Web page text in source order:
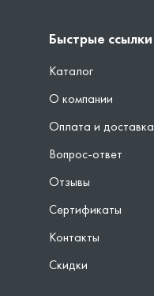
Быстрые ссылки
Каталог
О компании
Оплата и доставка
Вопрос-ответ
Отзывы
Сертификаты
Контакты
Скидки